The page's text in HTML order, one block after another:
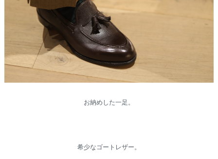
お納めした一足。
希少なゴートレザー。